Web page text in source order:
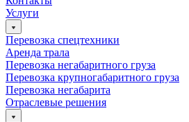
Услуги
Перевозка спецтехники
Аренда трала
Перевозка негабаритного груза
Перевозка крупногабаритного груза
Перевозка негабарита
Отраслевые решения